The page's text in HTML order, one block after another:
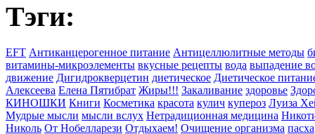
Тэги:
EFT Антиканцерогенное питание Антицеллюлитные методы
витамины-микроэлементы вкусные рецепты вода выпадение
движение Дигидрокверцетин диетическое Диетическое
Алексеева Елена Пятибрат Жиры!!! Закаливание здоровье
КИНОШКИ Книги Косметика красота кулич купероз Луиза
Мудрые мысли мысли вслух Нетрадиционная медицина
Николь От Нобелларези Отдыхаем! Очищение организма пасха